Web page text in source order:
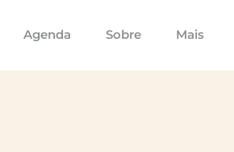
Agenda Sobre Mais